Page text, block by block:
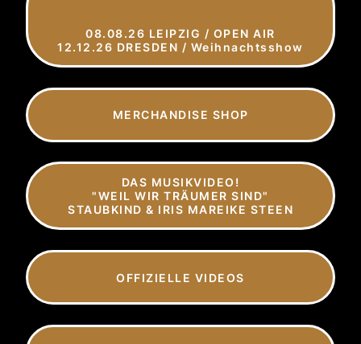
08.08.26 LEIPZIG / OPEN AIR
12.12.26 DRESDEN / Weihnachtsshow
MERCHANDISE SHOP
DAS MUSIKVIDEO!
"WEIL WIR TRÄUMER SIND"
STAUBKIND & IRIS MAREIKE STEEN
OFFIZIELLE VIDEOS